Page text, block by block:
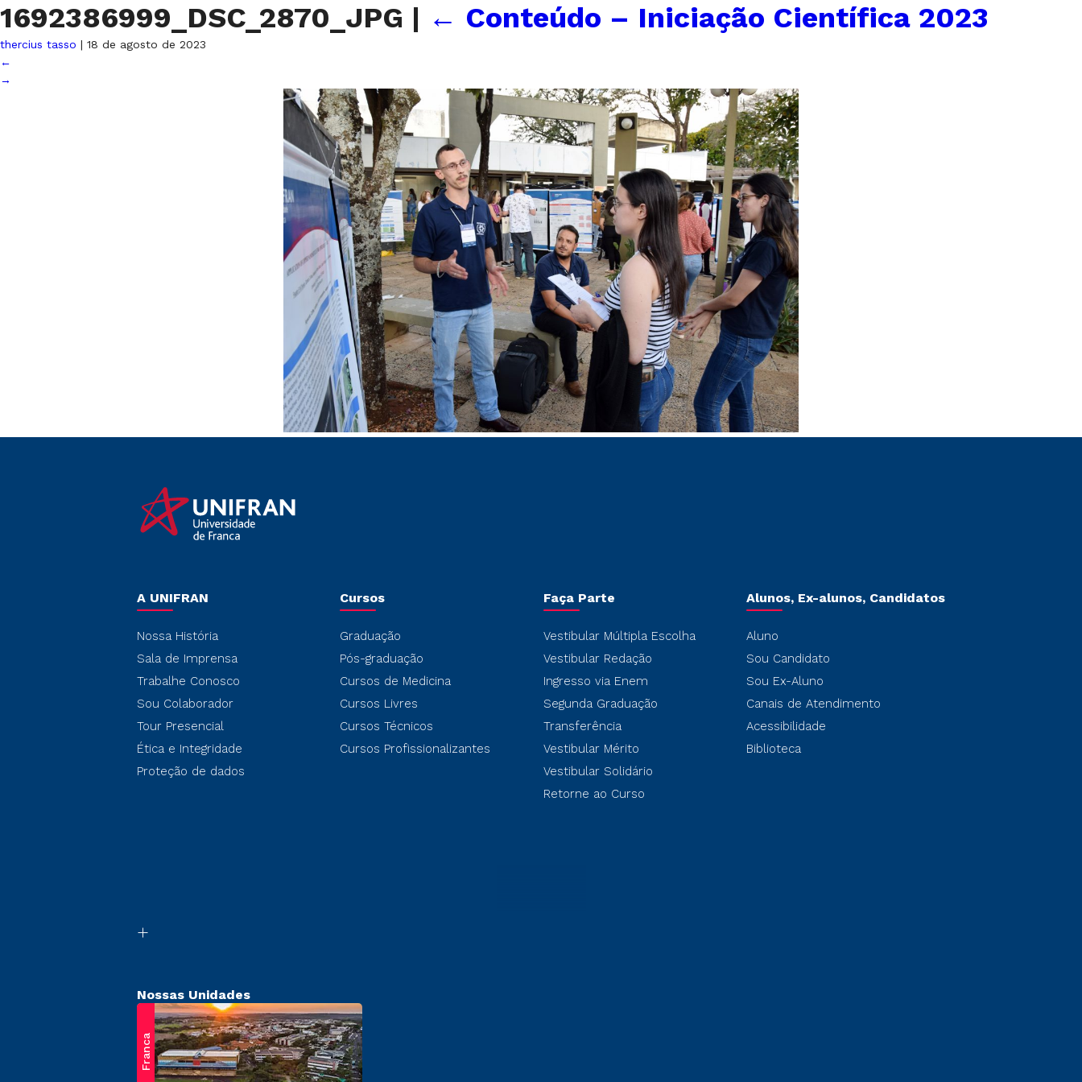
1692386999_DSC_2870_JPG | ← Conteúdo – Iniciação Científica 2023
thercius tasso | 18 de agosto de 2023
←
→
A UNIFRAN
Nossa História
Sala de Imprensa
Trabalhe Conosco
Sou Colaborador
Tour Presencial
Ética e Integridade
Proteção de dados
Cursos
Graduação
Pós-graduação
Cursos de Medicina
Cursos Livres
Cursos Técnicos
Cursos Profissionalizantes
Faça Parte
Vestibular Múltipla Escolha
Vestibular Redação
Ingresso via Enem
Segunda Graduação
Transferência
Vestibular Mérito
Vestibular Solidário
Retorne ao Curso
Alunos, Ex-alunos, Candidatos
Aluno
Sou Candidato
Sou Ex-Aluno
Canais de Atendimento
Acessibilidade
Biblioteca
Nossas Unidades
Franca